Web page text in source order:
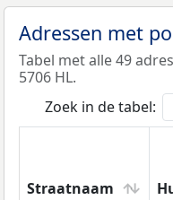
Adressen met
Tabel met alle 49
5706 HL.
Zoek in de tabel:
Straatnaam